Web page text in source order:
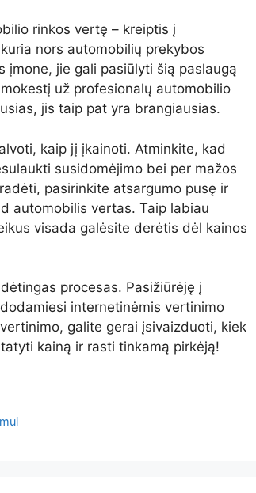
rinkos vertę – kreiptis į
nors automobilių prekybos
jie gali pasiūlyti šią paslaugą
už profesionalų automobilio
jis taip pat yra brangiausias.
kaip jį įkainoti. Atminkite, kad
susidomėjimo bei per mažos
pasirinkite atsargumo pusę ir
automobilis vertas. Taip labiau
visada galėsite derėtis dėl kainos
procesas. Pasižiūrėję į
internetinėmis vertinimo
galite gerai įsivaizduoti, kiek
kainą ir rasti tinkamą pirkėją!